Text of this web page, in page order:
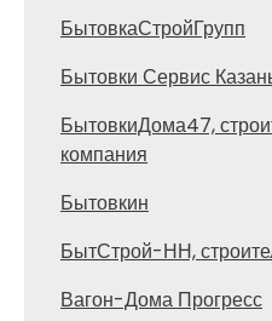
БытовкаСтройГрупп
Бытовки Сервис
БытовкиДома47,
компания
Бытовкин
БытСтрой-НН,
Вагон-Дома Прогресс